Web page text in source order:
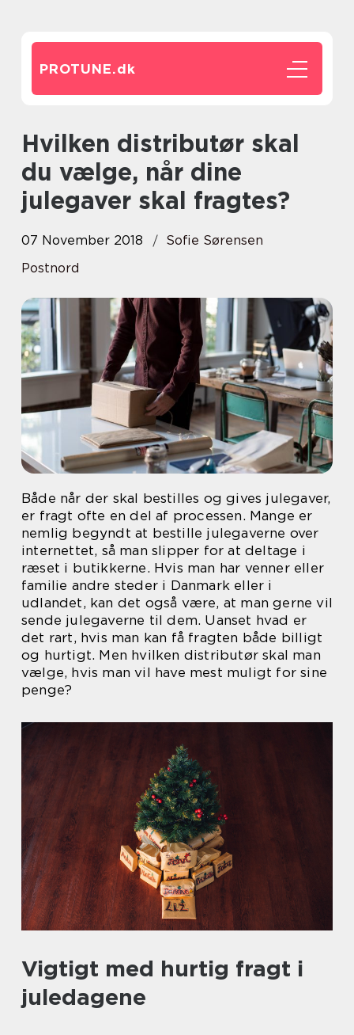
PROTUNE.dk
Hvilken distributør skal
du vælge, når dine
julegaver skal fragtes?
07 November 2018
Sofie Sørensen
Postnord
Både når der skal bestilles og gives julegaver,
er fragt ofte en del af processen. Mange er
nemlig begyndt at bestille julegaverne over
internettet, så man slipper for at deltage i
ræset i butikkerne. Hvis man har venner eller
familie andre steder i Danmark eller i
udlandet, kan det også være, at man gerne vil
sende julegaverne til dem. Uanset hvad er
det rart, hvis man kan få fragten både billigt
og hurtigt. Men hvilken distributør skal man
vælge, hvis man vil have mest muligt for sine
penge?
Vigtigt med hurtig fragt i
juledagene